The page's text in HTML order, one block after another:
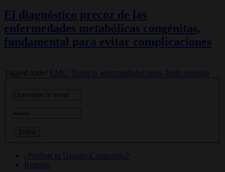
El diagnóstico precoz de las
enfermedades metabólicas congénitas,
fundamental para evitar complicaciones
Tagged under EMC, Nutricia, enfermedades raras, fenilcetonuria
¿Perdiste tu Usuario/Contraseña?
Registro